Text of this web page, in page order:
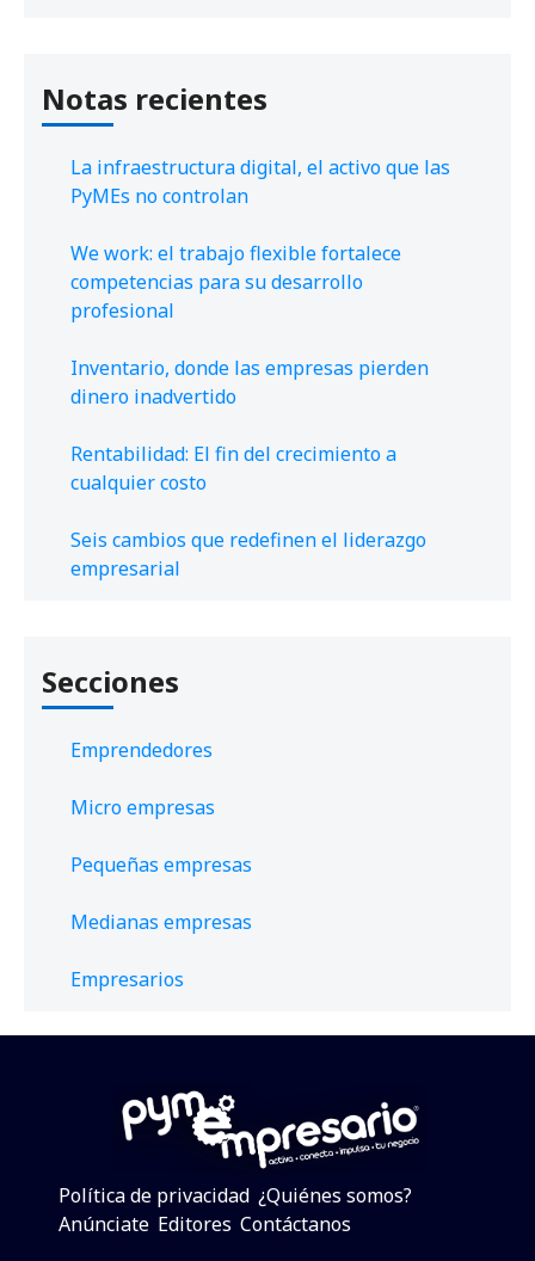
Notas recientes
La infraestructura digital, el activo que las
PyMEs no controlan
We work: el trabajo flexible fortalece
competencias para su desarrollo
profesional
Inventario, donde las empresas pierden
dinero inadvertido
Rentabilidad: El fin del crecimiento a
cualquier costo
Seis cambios que redefinen el liderazgo
empresarial
Secciones
Emprendedores
Micro empresas
Pequeñas empresas
Medianas empresas
Empresarios
Política de privacidad ¿Quiénes somos?
Anúnciate Editores Contáctanos